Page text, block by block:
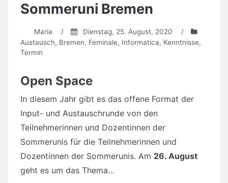
Sommeruni Bremen
Maria / Dienstag, 25. August, 2020
/
Austausch, Bremen, Feminale, Informatica, Kenntnisse,
Termin
Open Space
In diesem Jahr gibt es das offene Format der
Input- und Austauschrunde von den
Teilnehmerinnen und Dozentinnen der
Sommerunis für die Teilnehmerinnen und
Dozentinnen der Sommerunis. Am 26. August
geht es um das Thema…